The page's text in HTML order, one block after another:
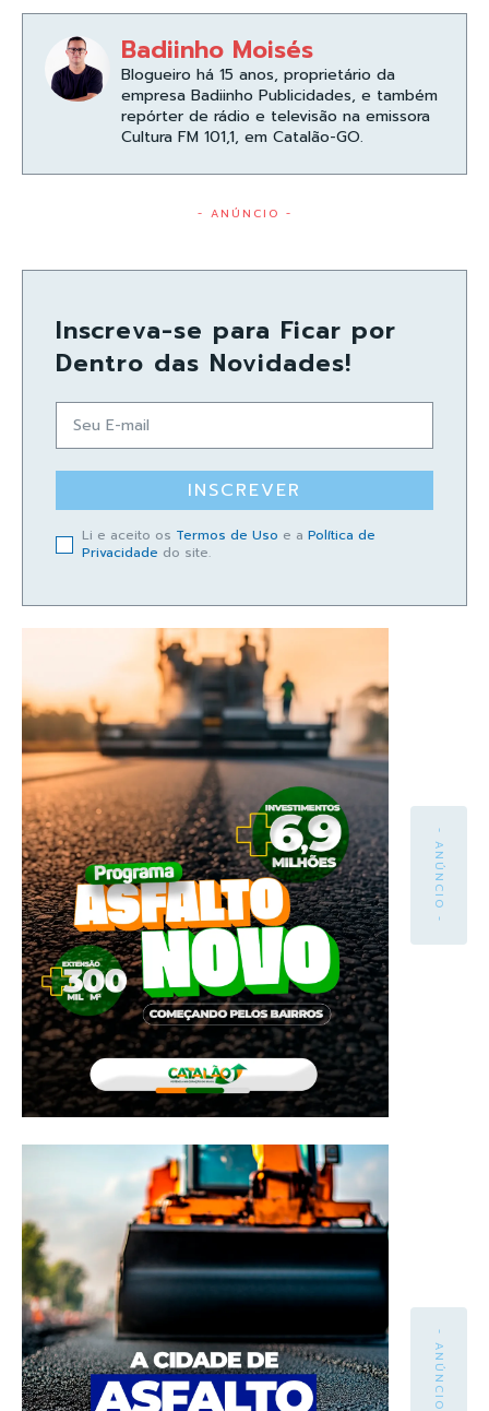
Badiinho Moisés
Blogueiro há 15 anos, proprietário da
empresa Badiinho Publicidades, e também
repórter de rádio e televisão na emissora
Cultura FM 101,1, em Catalão-GO.
- ANÚNCIO -
Inscreva-se para Ficar por
Dentro das Novidades!
INSCREVER
Li e aceito os Termos de Uso e a Política de
Privacidade do site.
- ANÚNCIO -
- ANÚNCIO -